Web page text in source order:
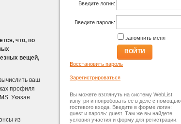
что, по
вещей,
ваш
профиля
Указан
из
Введите логин:
Введите пароль:
запомнить меня
ВОЙТИ
Восстановить пароль
Зарегистрироваться
Вы можете взглянуть на систему WebList
изнутри и попробовать ее в деле с помощью
гостевого входа. Введите в форме логин:
guest и пароль: guest. Там же вы найдете
условия участия и форму для регистрации.